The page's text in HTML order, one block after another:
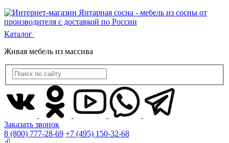
Каталог
Живая мебель из массива
Заказать звонок
8 (800) 777-28-69 +7 (495) 150-32-68